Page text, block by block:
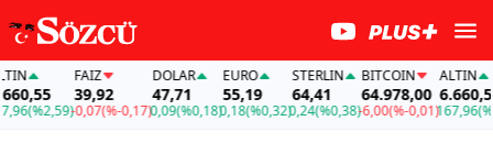
(%2,59)
FAİZ
39,92
-0,07(%-0,17)
DOLAR
47,71
0,09(%0,18)
EURO
55,19
0,18(%0,32)
STERLIN
64,41
0,24(%0,38)
BITCOIN
64.978,00
-6,00(%-0,01)
ALTIN
6.660,55
167,96